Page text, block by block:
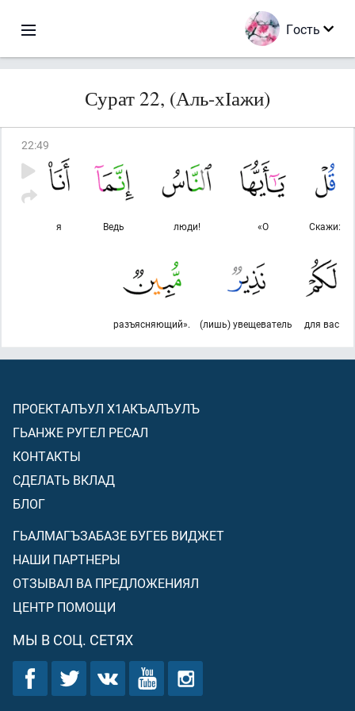
Гость
Сурат 22, (Аль-хІажи)
22:49
Скажи:
«О
люди!
Ведь
я
для вас
(лишь) увещеватель
разъясняющий».
ПРОЕКТАЛЪУЛ Х1АКЪАЛЪУЛЪ
ГЬАНЖЕ РУГЕЛ РЕСАЛ
КОНТАКТЫ
СДЕЛАТЬ ВКЛАД
БЛОГ
ГЬАЛМАГЪЗАБАЗЕ БУГЕБ ВИДЖЕТ
НАШИ ПАРТНЕРЫ
ОТЗЫВАЛ ВА ПРЕДЛОЖЕНИЯЛ
ЦЕНТР ПОМОЩИ
МЫ В СОЦ. СЕТЯХ